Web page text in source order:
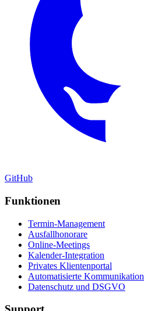
GitHub
Funktionen
Termin-Management
Ausfallhonorare
Online-Meetings
Kalender-Integration
Privates Klientenportal
Automatisierte Kommunikation
Datenschutz und DSGVO